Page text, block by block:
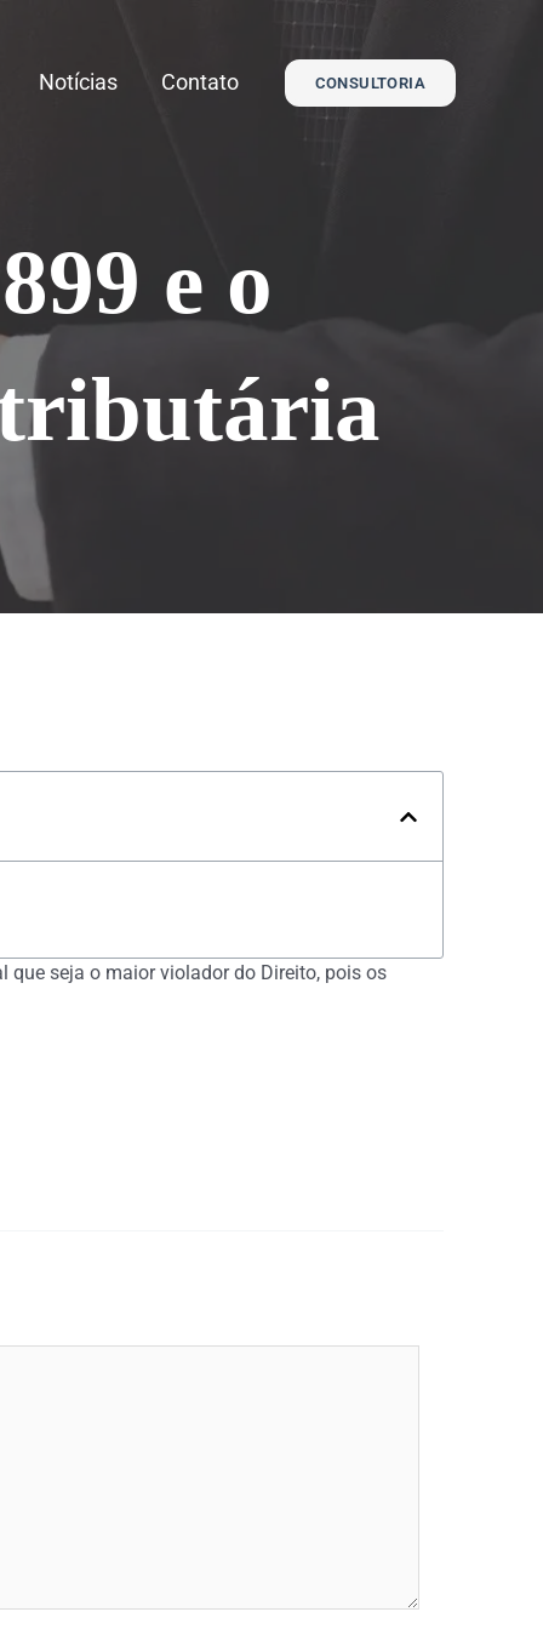
Notícias Contato CONSULTORIA
e o
que seja o maior violador do Direito, pois os